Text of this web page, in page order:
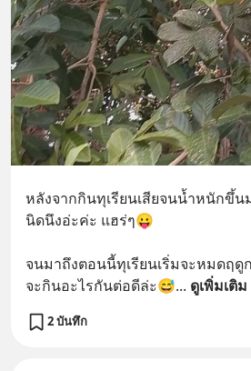
หลังจากกินทุเรียนเสียจนน้ำหนักขึ้น
นิดนึงอ่ะค่ะ แฮร่ๆ😛
จนมาถึงตอนนี้ทุเรียนเริ่มจะหมดฤดู
จะกินอะไรกันต่อดีล่ะ😅... ดูเพิ่มเติม
2 บันทึก